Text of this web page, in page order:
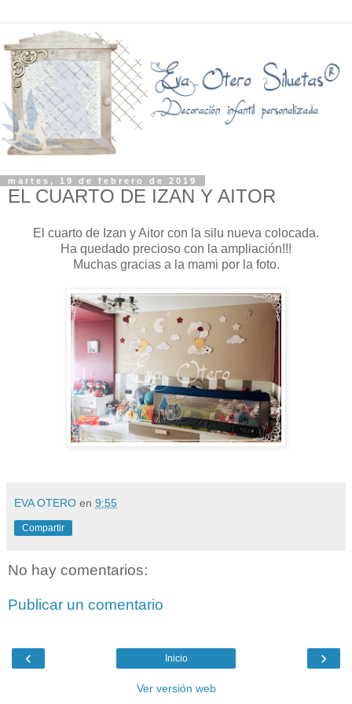
martes, 19 de febrero de 2019
EL CUARTO DE IZAN Y AITOR
El cuarto de Izan y Aitor con la silu nueva colocada.
Ha quedado precioso con la ampliación!!!
Muchas gracias a la mami por la foto.
EVA OTERO en 9:55
Compartir
No hay comentarios:
Publicar un comentario
‹ ›
Inicio
Ver versión web